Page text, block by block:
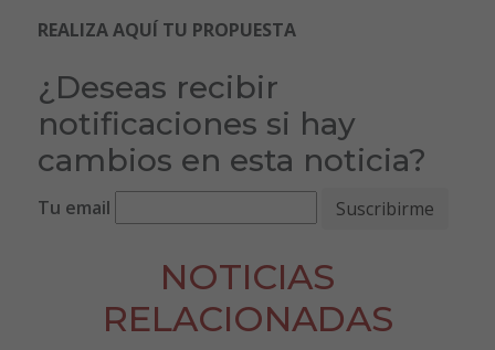
REALIZA AQUÍ TU PROPUESTA
¿Deseas recibir
notificaciones si hay
cambios en esta noticia?
Tu email
NOTICIAS
RELACIONADAS